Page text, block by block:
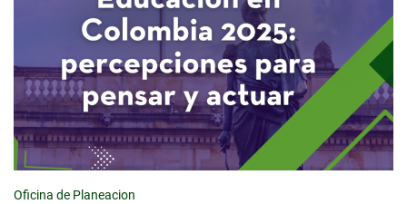
Oficina de Planeacion